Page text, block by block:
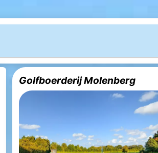
Golfboerderij Molenberg